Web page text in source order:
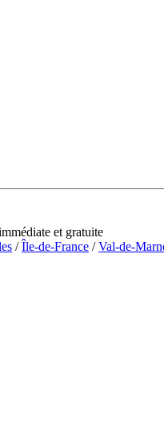
et gratuite
/Île-de-France /Val-de-